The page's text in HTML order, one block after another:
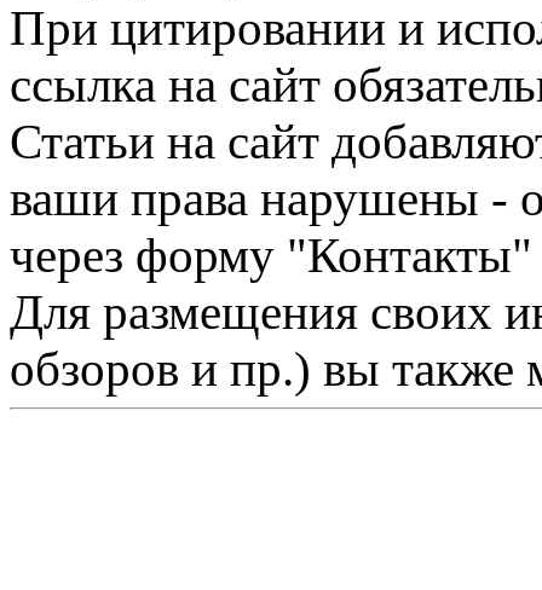
При цитировании и
ссылка на сайт
Статьи на сайт
ваши права нарушены -
через форму "Контакты"
Для размещения своих
обзоров и пр.) вы также